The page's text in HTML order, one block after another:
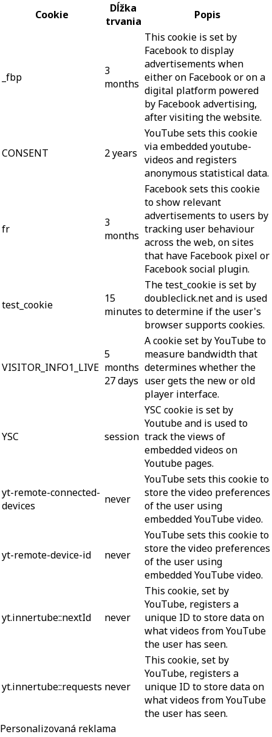
Cookie
Dĺžka
trvania
Popis
_fbp
3
months
This cookie is set by
Facebook to display
advertisements when
either on Facebook or on a
digital platform powered
by Facebook advertising,
after visiting the website.
CONSENT 2 years
YouTube sets this cookie
via embedded youtube-
videos and registers
anonymous statistical data.
fr
3
months
Facebook sets this cookie
to show relevant
advertisements to users by
tracking user behaviour
across the web, on sites
that have Facebook pixel or
Facebook social plugin.
test_cookie
15
minutes
The test_cookie is set by
doubleclick.net and is used
to determine if the user's
browser supports cookies.
VISITOR_INFO1_LIVE
5
months
27 days
A cookie set by YouTube to
measure bandwidth that
determines whether the
user gets the new or old
player interface.
YSC session
YSC cookie is set by
Youtube and is used to
track the views of
embedded videos on
Youtube pages.
yt-remote-connected-
devices
never
YouTube sets this cookie to
store the video preferences
of the user using
embedded YouTube video.
yt-remote-device-id never
YouTube sets this cookie to
store the video preferences
of the user using
embedded YouTube video.
yt.innertube::nextId never
This cookie, set by
YouTube, registers a
unique ID to store data on
what videos from YouTube
the user has seen.
yt.innertube::requests never
This cookie, set by
YouTube, registers a
unique ID to store data on
what videos from YouTube
the user has seen.
Personalizovaná reklama